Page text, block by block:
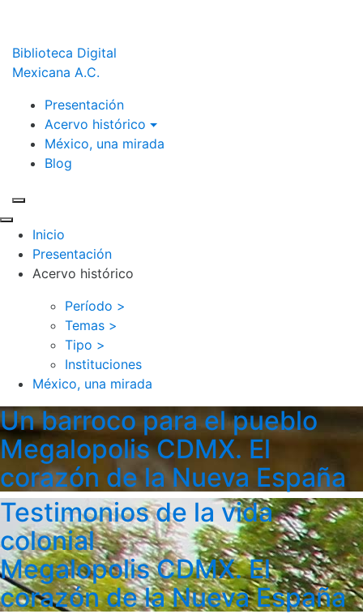
Biblioteca Digital
Mexicana A.C.
Presentación
Acervo histórico
México, una mirada
Blog
Inicio
Presentación
Acervo histórico
Período >
Temas >
Tipo >
Instituciones
México, una mirada
Un barroco para el pueblo
Megalopolis CDMX. El
corazón de la Nueva España
Testimonios de la vida
colonial
Megalopolis CDMX. El
corazón de la Nueva España